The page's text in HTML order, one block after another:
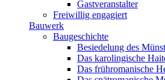
Gastveranstalter
Freiwillig engagiert
Bauwerk
Baugeschichte
Besiedelung des
Das karolingische
Das frühromanische